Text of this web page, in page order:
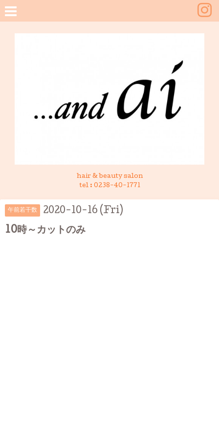
hair & beauty salon
tel : 0238-40-1771
午前若干数 2020-10-16 (Fri)
10時～カットのみ